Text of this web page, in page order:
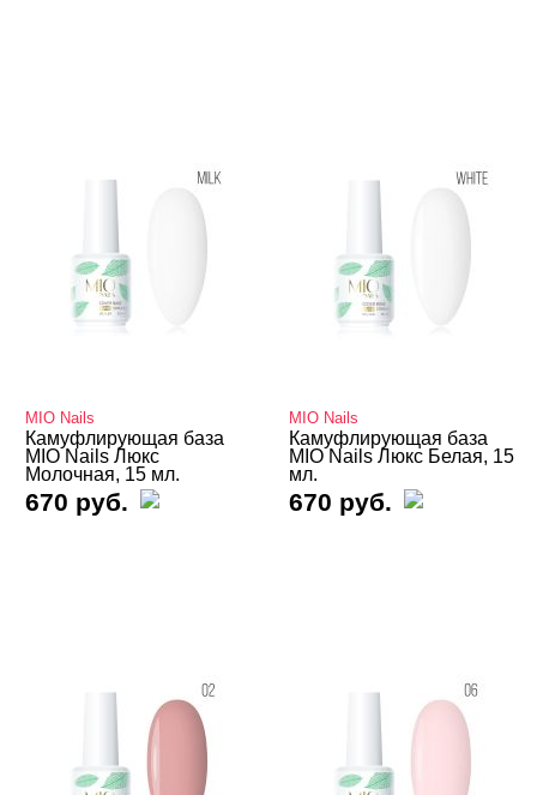
Акварельные "По-мокрому"
База камуфлирующая MIO Nails
База камуфлирующая Nogtika
Базы
Базы камуфлирующие
Базы Цветные
Витражные
Кошачий глаз MIO Nails
MIO Nails
Камуфлирующая база
MIO Nails Люкс
Молочная, 15 мл.
670 руб.
MIO Nails
Камуфлирующая база
MIO Nails Люкс Белая, 15
мл.
670 руб.